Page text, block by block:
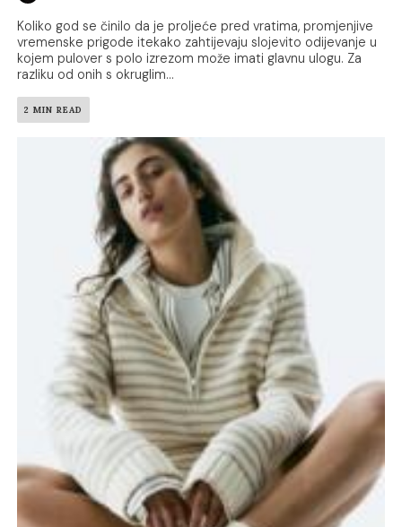
Koliko god se činilo da je proljeće pred vratima, promjenjive
vremenske prigode itekako zahtijevaju slojevito odijevanje u
kojem pulover s polo izrezom može imati glavnu ulogu. Za
razliku od onih s okruglim...
2 MIN READ